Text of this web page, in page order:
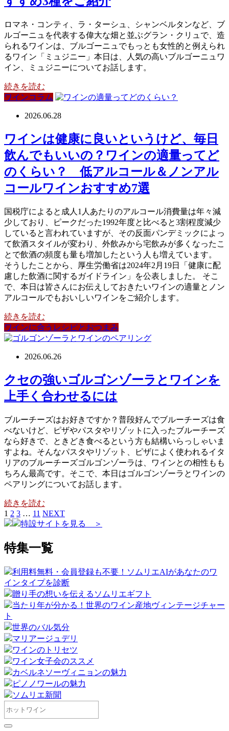
ロマネ・コンティ、ラ・ターシュ、シャンベルタンなど、ブ
ルゴーニュを代表する偉大な畑と並ぶグラン・クリュで、造
られるワインは、ブルゴーニュでもっとも女性的と例えられ
るワイン「ミュジニー」本日は、人気の高いブルゴーニュワ
イン、ミュジニーについてお話します。
続きを読む
ワインコラム
2026.06.28
ワインは健康に良いというけど、毎日
飲んでもいいの？ワインの適量ってど
のくらい？ 低アルコール＆ノンアル
コールワインおすすめ7選
国税庁によると成人1人あたりのアルコール消費量は年々減
少しており、ピークだった1992年度と比べると3割程度減少
していると言われていますが、その反面パンデミックによっ
て飲酒スタイルが変わり、外飲みから宅飲みが多くなったこ
とで飲酒の頻度も量も増加したという人も増えています。
そうしたことから、厚生労働省は2024年2月19日「健康に配
慮した飲酒に関するガイドライン」を公表しました。 そこ
で、本日は皆さんにお伝えしておきたいワインの適量とノン
アルコールでもおいしいワインをご紹介します。
続きを読む
ワインに合うレシピとおつまみ
2026.06.26
クセの強いゴルゴンゾーラとワインを
上手く合わせるには
ブルーチーズはお好きですか？普段好んでブルーチーズは食
べないけど、ピザやパスタやリゾットに入ったブルーチーズ
なら好きで、ときどき食べるという方も結構いらっしゃいま
すよね。そんなパスタやリゾット、ピザによく使われるイタ
リアのブルーチーズゴルゴンゾーラは、ワインとの相性もも
ちろん最高です。そこで、本日はゴルゴンゾーラとワインの
ペアリングについてお話します。
続きを読む
1 2 3 … 11 NEXT
特設サイトを見る ＞
特集一覧
利用料無料・会員登録も不要！ソムリエAIがあなたのワ
インタイプを診断
贈り手の想いを伝えるソムリエギフト
当たり年が分かる！世界のワイン産地ヴィンテージチャー
ト
世界のバル気分
マリアージュデリ
ワインのトリセツ
ワイン女子会のススメ
カベルネソーヴィニョンの魅力
ピノノワールの魅力
ソムリエ新聞